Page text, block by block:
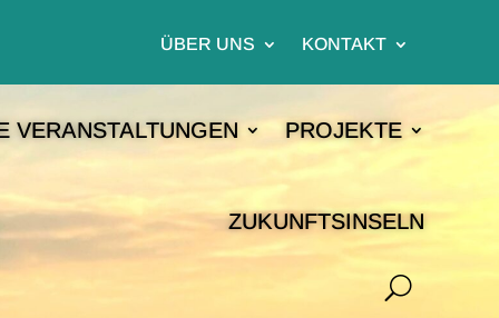
ÜBER UNS KONTAKT
VERANSTALTUNGEN PROJEKTE
ZUKUNFTSINSELN